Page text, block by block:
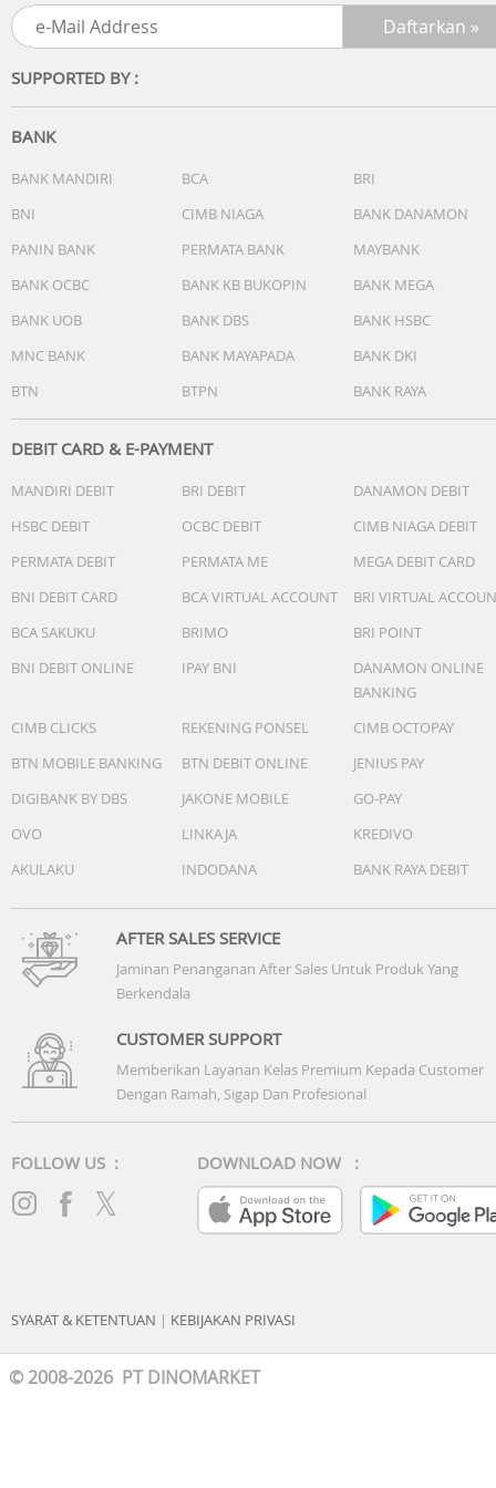
tidur, pengingat tidur, alarm bawaan, dan lainnya dengan
pengaturan yang mudah dan terintegrasi untuk malam
Kelengkapan:
1x Charging Case
1x Ear Tips Pack
1x Buku Panduan dan Petunjuk
1x Kartu Garansi
SUPPORTED BY :
BANK
BANK MANDIRI BCA
BRI
BNI
CIMB NIAGA
BANK DANAMON
PANIN BANK
PERMATA BANK
MAYBANK
BANK OCBC
BANK KB BUKOPIN
BANK MEGA
BANK UOB
BANK DBS
BANK HSBC
MNC BANK
BANK MAYAPADA
BANK DKI
BTN
BTPN BANK RAYA
DEBIT CARD & E-PAYMENT
MANDIRI DEBIT BRI DEBIT
DANAMON DEBIT
HSBC DEBIT
OCBC DEBIT
CIMB NIAGA DEBIT
PERMATA DEBIT
PERMATA ME
MEGA DEBIT CARD
BNI DEBIT CARD
BCA VIRTUAL ACCOUNT
BRI VIRTUAL
BCA SAKUKU
BRIMO
BRI POINT
BNI DEBIT ONLINE
IPAY BNI
DANAMON ONLINE
BANKING
CIMB CLICKS
REKENING PONSEL
CIMB OCTOPAY
BTN MOBILE BANKING
BTN DEBIT ONLINE
JENIUS PAY
DIGIBANK BY DBS
JAKONE MOBILE
GO-PAY
OVO
LINKAJA
KREDIVO
AKULAKU
INDODANA BANK RAYA DEBIT
AFTER SALES SERVICE
Jaminan Penanganan After Sales Untuk Produk Yang
Berkendala
CUSTOMER SUPPORT
Memberikan Layanan Kelas Premium Kepada Customer
Dengan Ramah, Sigap Dan Profesional
FOLLOW US : DOWNLOAD NOW :
SYARAT & KETENTUAN | KEBIJAKAN PRIVASI
© 2008-2026 PT DINOMARKET